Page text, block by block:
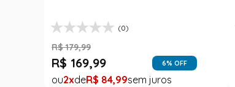
(0)
R$ 179,99
R$ 169,99 6% OFF
2 R$ 84,99